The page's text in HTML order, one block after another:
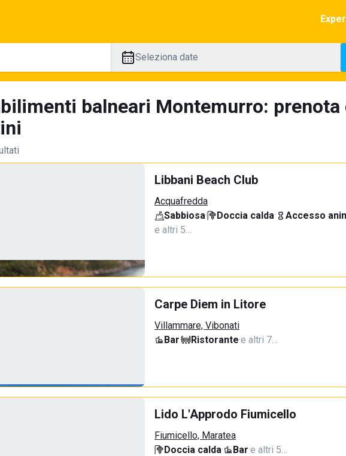
Seleziona date
balneari Montemurro: prenota
Libbani Beach Club
Acquafredda
Sabbiosa· Doccia calda· Accesso
e altri 5…
Carpe Diem in Litore
Villammare, Vibonati
Bar· Ristorante·e altri 7…
Lido L'Approdo Fiumicello
Fiumicello, Maratea
Doccia calda· Bar·e altri 5…